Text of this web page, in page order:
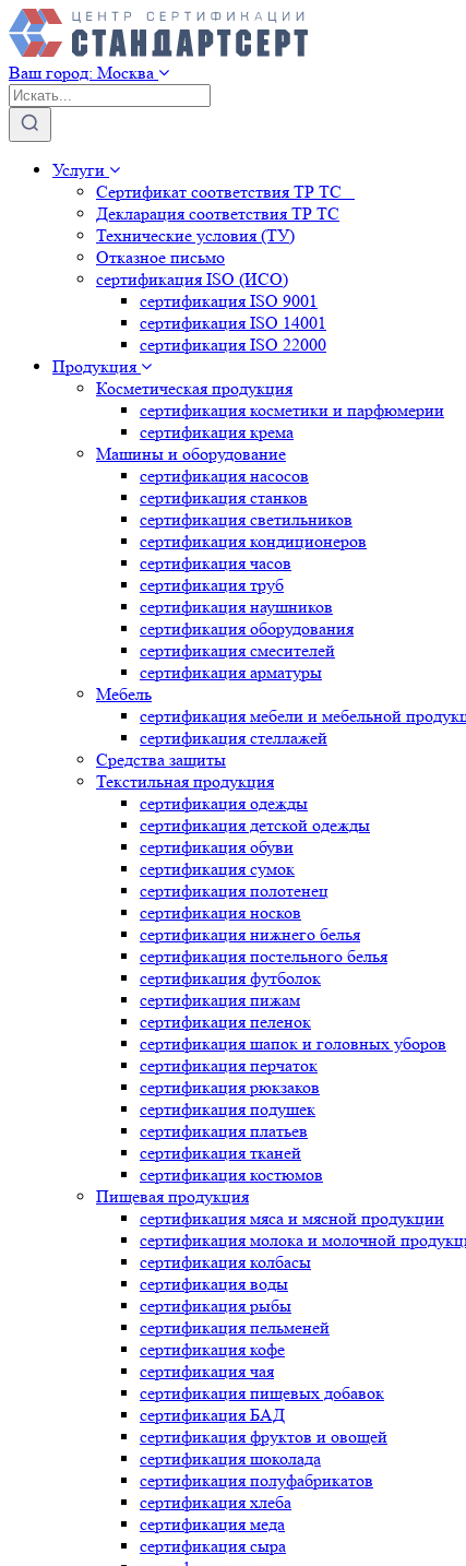
Ваш город: Москва
Услуги
Сертификат соответствия ТР ТС
Декларация соответствия ТР ТС
Технические условия (ТУ)
Отказное письмо
сертификация ISO (ИСО)
сертификация ISO 9001
сертификация ISO 14001
сертификация ISO 22000
Продукция
Косметическая продукция
сертификация косметики и парфюмерии
сертификация крема
Машины и оборудование
сертификация насосов
сертификация станков
сертификация светильников
сертификация кондиционеров
сертификация часов
сертификация труб
сертификация наушников
сертификация оборудования
сертификация смесителей
сертификация арматуры
Мебель
сертификация мебели и мебельной
сертификация стеллажей
Средства защиты
Текстильная продукция
сертификация одежды
сертификация детской одежды
сертификация обуви
сертификация сумок
сертификация полотенец
сертификация носков
сертификация нижнего белья
сертификация постельного белья
сертификация футболок
сертификация пижам
сертификация пеленок
сертификация шапок и головных уборов
сертификация перчаток
сертификация рюкзаков
сертификация подушек
сертификация платьев
сертификация тканей
сертификация костюмов
Пищевая продукция
сертификация мяса и мясной продукции
сертификация молока и молочной
сертификация колбасы
сертификация воды
сертификация рыбы
сертификация пельменей
сертификация кофе
сертификация чая
сертификация пищевых добавок
сертификация БАД
сертификация фруктов и овощей
сертификация шоколада
сертификация полуфабрикатов
сертификация хлеба
сертификация меда
сертификация сыра